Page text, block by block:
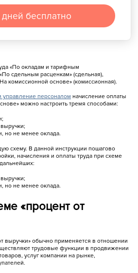
дней бесплатно
«По окладам и тарифным
сдельным расценкам» (сдельная),
комиссионной основе» (комиссионная).
управление персоналом начисление оплаты
можно настроить тремя способами:
но не менее оклада.
схему. В данной инструкции пошагово
начисления и оплаты труда при схеме
но не менее оклада.
«процент от
выручки» обычно применяется в отношении
трудовые функции в продвижении
услуг компании на рынке,